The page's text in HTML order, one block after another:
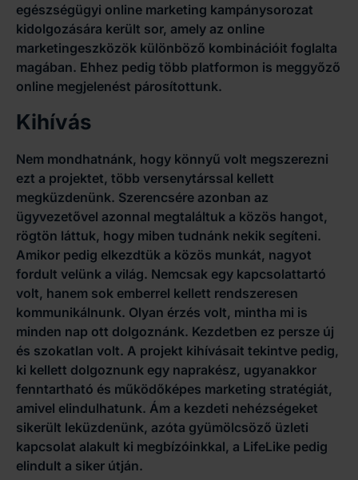
egészségügyi online marketing kampánysorozat
kidolgozására került sor, amely az online
marketingeszközök különböző kombinációit foglalta
magában. Ehhez pedig több platformon is meggyőző
online megjelenést párosítottunk.
Kihívás
Nem mondhatnánk, hogy könnyű volt megszerezni
ezt a projektet, több versenytárssal kellett
megküzdenünk. Szerencsére azonban az
ügyvezetővel azonnal megtaláltuk a közös hangot,
rögtön láttuk, hogy miben tudnánk nekik segíteni.
Amikor pedig elkezdtük a közös munkát, nagyot
fordult velünk a világ. Nemcsak egy kapcsolattartó
volt, hanem sok emberrel kellett rendszeresen
kommunikálnunk. Olyan érzés volt, mintha mi is
minden nap ott dolgoznánk. Kezdetben ez persze új
és szokatlan volt. A projekt kihívásait tekintve pedig,
ki kellett dolgoznunk egy naprakész, ugyanakkor
fenntartható és működőképes marketing stratégiát,
amivel elindulhatunk. Ám a kezdeti nehézségeket
sikerült leküzdenünk, azóta gyümölcsöző üzleti
kapcsolat alakult ki megbízóinkkal, a LifeLike pedig
elindult a siker útján.